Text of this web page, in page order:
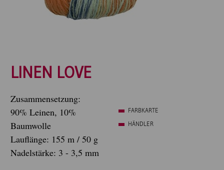
LINEN LOVE
Zusammensetzung:
90% Leinen, 10%
Baumwolle
Lauflänge: 155 m / 50 g
Nadelstärke: 3 - 3,5 mm
FARBKARTE
HÄNDLER